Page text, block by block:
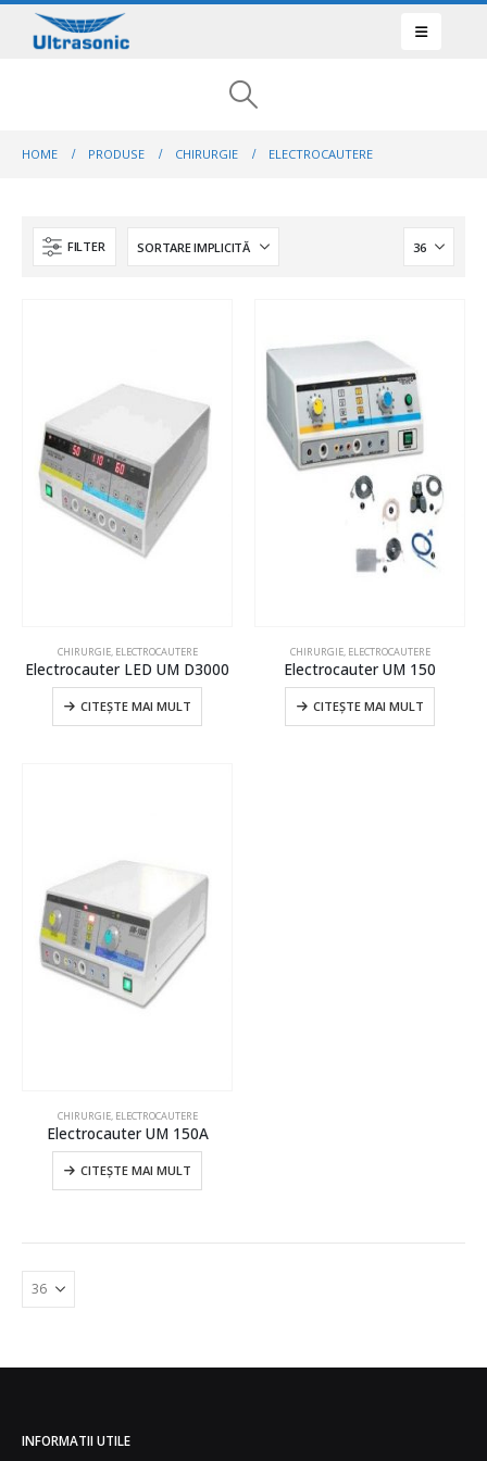
HOME PRODUSE CHIRURGIE ELECTROCAUTERE
FILTER
CHIRURGIE, ELECTROCAUTERE
Electrocauter LED UM D3000
CITEȘTE MAI MULT
CHIRURGIE, ELECTROCAUTERE
Electrocauter UM 150
CITEȘTE MAI MULT
CHIRURGIE, ELECTROCAUTERE
Electrocauter UM 150A
CITEȘTE MAI MULT
INFORMATII UTILE